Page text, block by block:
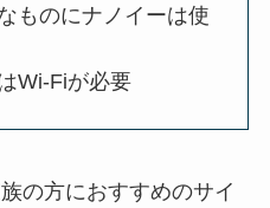
ものにナノイーは使
Wi-Fiが必要
の方におすすめのサイ